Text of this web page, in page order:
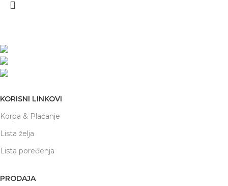
KORISNI LINKOVI
Korpa & Plaćanje
Lista želja
Lista poređenja
PRODAJA